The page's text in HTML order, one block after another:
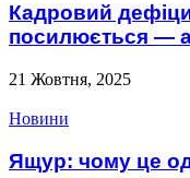
Кадровий
посилюється —
21 Жовтня, 2025
Новини
Ящур: чому це